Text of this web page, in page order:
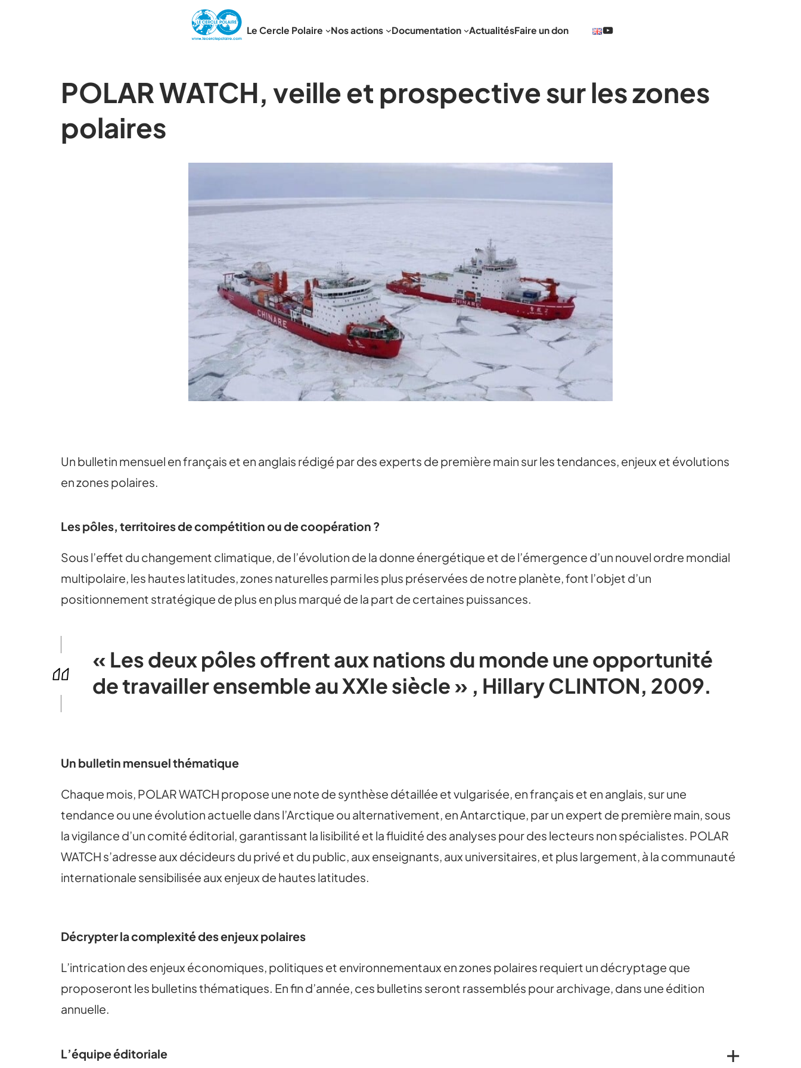
Le Cercle Polaire Nos actions Documentation ActualitésFaire un don @TheCerclePolaire
POLAR WATCH, veille et prospective sur les zones
polaires
Un bulletin mensuel en français et en anglais rédigé par des experts de première main sur les tendances, enjeux et évolutions
en zones polaires.
Les pôles, territoires de compétition ou de coopération ?
Sous l’effet du changement climatique, de l’évolution de la donne énergétique et de l’émergence d’un nouvel ordre mondial
multipolaire, les hautes latitudes, zones naturelles parmi les plus préservées de notre planète, font l’objet d’un
positionnement stratégique de plus en plus marqué de la part de certaines puissances.
« Les deux pôles offrent aux nations du monde une opportunité
de travailler ensemble au XXIe siècle » , Hillary CLINTON, 2009.
Un bulletin mensuel thématique
Chaque mois, POLAR WATCH propose une note de synthèse détaillée et vulgarisée, en français et en anglais, sur une
tendance ou une évolution actuelle dans l’Arctique ou alternativement, en Antarctique, par un expert de première main, sous
la vigilance d’un comité éditorial, garantissant la lisibilité et la fluidité des analyses pour des lecteurs non spécialistes. POLAR
WATCH s’adresse aux décideurs du privé et du public, aux enseignants, aux universitaires, et plus largement, à la communauté
internationale sensibilisée aux enjeux de hautes latitudes.
Décrypter la complexité des enjeux polaires
L’intrication des enjeux économiques, politiques et environnementaux en zones polaires requiert un décryptage que
proposeront les bulletins thématiques. En fin d’année, ces bulletins seront rassemblés pour archivage, dans une édition
annuelle.
L’équipe éditoriale